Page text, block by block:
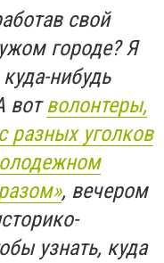
свой
городе? Я
нибудь
вотволонтеры,
разных уголков
, вечером
узнать, куда